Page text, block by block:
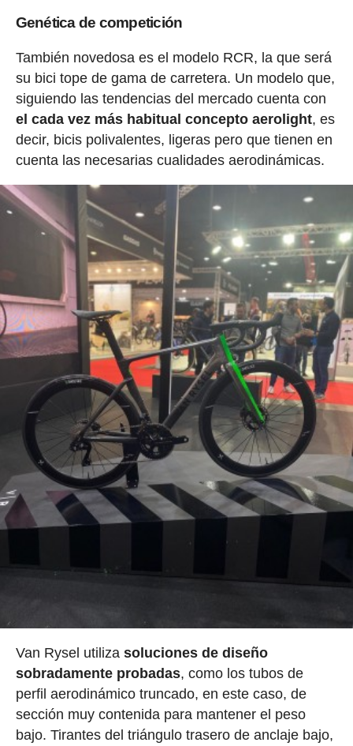
Genética de competición
También novedosa es el modelo RCR, la que será
su bici tope de gama de carretera. Un modelo que,
siguiendo las tendencias del mercado cuenta con
el cada vez más habitual concepto aerolight, es
decir, bicis polivalentes, ligeras pero que tienen en
cuenta las necesarias cualidades aerodinámicas.
Van Rysel utiliza soluciones de diseño
sobradamente probadas, como los tubos de
perfil aerodinámico truncado, en este caso, de
sección muy contenida para mantener el peso
bajo. Tirantes del triángulo trasero de anclaje bajo,